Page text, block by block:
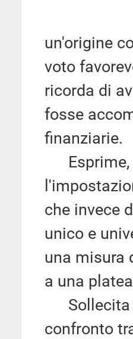
un'origine
voto
ricorda di
fosse
finanziarie.
Esprime,
che invece
unico e
una misura
a una
Sollecita
confronto